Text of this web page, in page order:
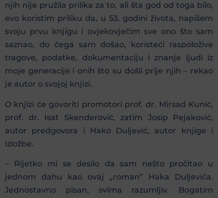
njih nije pružila prilika za to, ali šta god od toga bilo,
evo koristim priliku da, u 53. godini života, napišem
svoju prvu knjigu i ovjekovječim sve ono što sam
saznao, do čega sam došao, koristeći raspoložive
tragove, podatke, dokumentaciju i znanje ljudi iz
moje generacije i onih što su došli prije njih – rekao
je autor o svojoj knjizi.
O knjizi će govoriti promotori prof. dr. Mirsad Kunić,
prof. dr. Isat Skenderović, zatim Josip Pejaković,
autor predgovora i Hako Duljević, autor knjige i
izložbe.
– Rijetko mi se desilo da sam nešto pročitao u
jednom dahu kao ovaj „roman” Haka Duljevića.
Jednostavno pisan, svima razumljiv. Bogatim